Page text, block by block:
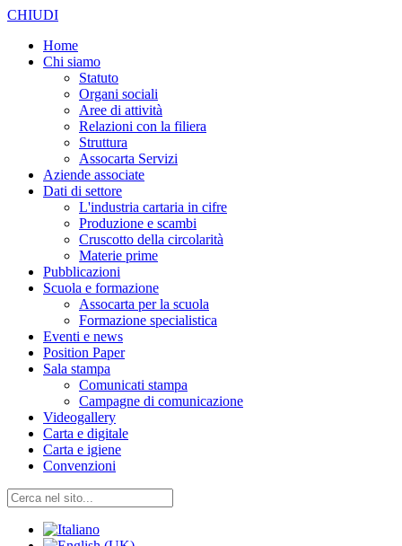
CHIUDI
Home
Chi siamo
Statuto
Organi sociali
Aree di attività
Relazioni con la filiera
Struttura
Assocarta Servizi
Aziende associate
Dati di settore
L'industria cartaria in cifre
Produzione e scambi
Cruscotto della circolarità
Materie prime
Pubblicazioni
Scuola e formazione
Assocarta per la scuola
Formazione specialistica
Eventi e news
Position Paper
Sala stampa
Comunicati stampa
Campagne di comunicazione
Videogallery
Carta e digitale
Carta e igiene
Convenzioni